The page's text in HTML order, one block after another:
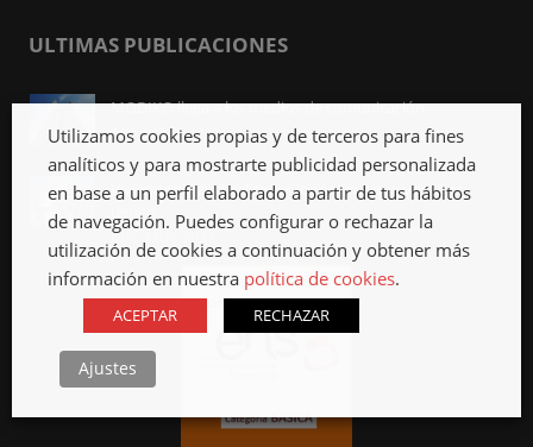
ULTIMAS PUBLICACIONES
MODIKO llega a los medios de comunicación
Abr 3rd, 2023
Viviendas industrializadas, qué son y qué ventajas
tienen
Mar 27th, 2023
Utilizamos cookies propias y de terceros para fines
analíticos y para mostrarte publicidad personalizada
en base a un perfil elaborado a partir de tus hábitos
de navegación. Puedes configurar o rechazar la
utilización de cookies a continuación y obtener más
información en nuestra política de cookies.
ACEPTAR RECHAZAR
Ajustes